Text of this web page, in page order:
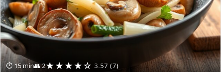
⏱ 15 min👥 2★★★★☆ 3.57 (7)